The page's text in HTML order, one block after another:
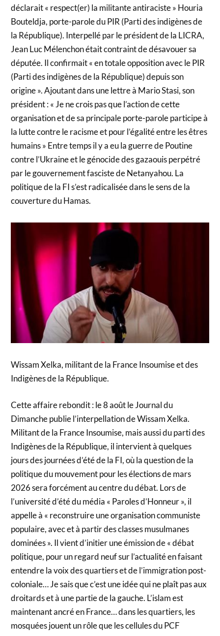
déclarait « respect(er) la militante antiraciste » Houria
Bouteldja, porte-parole du PIR (Parti des indigènes de
la République). Interpellé par le président de la LICRA,
Jean Luc Mélenchon était contraint de désavouer sa
députée. Il confirmait « en totale opposition avec le PIR
(Parti des indigènes de la République) depuis son
origine ». Ajoutant dans une lettre à Mario Stasi, son
président : « Je ne crois pas que l’action de cette
organisation et de sa principale porte-parole participe à
la lutte contre le racisme et pour l’égalité entre les êtres
humains » Entre temps il y a eu la guerre de Poutine
contre l’Ukraine et le génocide des gazaouis perpétré
par le gouvernement fasciste de Netanyahou. La
politique de la FI s’est radicalisée dans le sens de la
couverture du Hamas.
Wissam Xelka, militant de la France Insoumise et des
Indigènes de la République.
Cette affaire rebondit : le 8 août le Journal du
Dimanche publie l’interpellation de Wissam Xelka.
Militant de la France Insoumise, mais aussi du parti des
Indigènes de la République, il intervient à quelques
jours des journées d’été de la FI, où la question de la
politique du mouvement pour les élections de mars
2026 sera forcément au centre du débat. Lors de
l’université d’été du média « Paroles d’Honneur », il
appelle à « reconstruire une organisation communiste
populaire, avec et à partir des classes musulmanes
dominées ». Il vient d’initier une émission de « débat
politique, pour un regard neuf sur l’actualité en faisant
entendre la voix des quartiers et de l’immigration post-
coloniale… Je sais que c’est une idée qui ne plaît pas aux
droitards et à une partie de la gauche. L’islam est
maintenant ancré en France… dans les quartiers, les
mosquées jouent un rôle que les cellules du PCF